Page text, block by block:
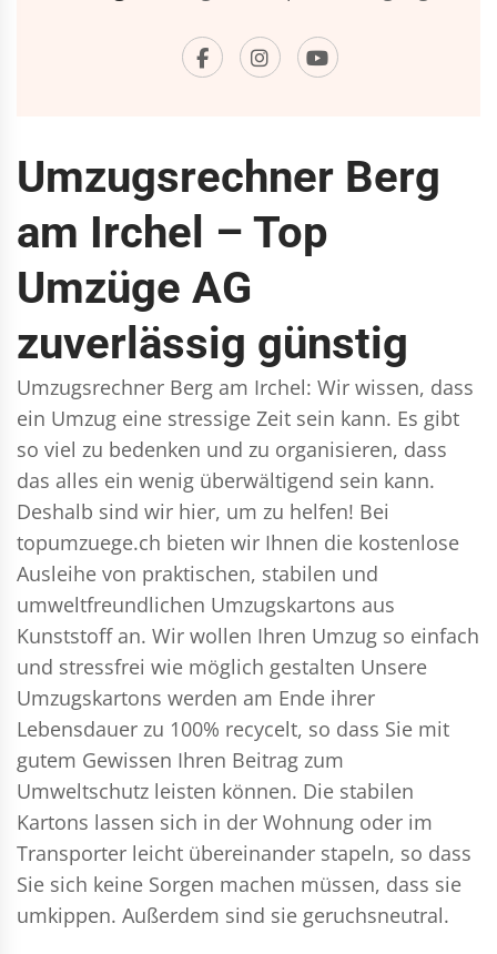
Umzugsrechner Berg
am Irchel – Top
Umzüge AG
zuverlässig günstig
Umzugsrechner Berg am Irchel: Wir wissen, dass
ein Umzug eine stressige Zeit sein kann. Es gibt
so viel zu bedenken und zu organisieren, dass
das alles ein wenig überwältigend sein kann.
Deshalb sind wir hier, um zu helfen! Bei
topumzuege.ch bieten wir Ihnen die kostenlose
Ausleihe von praktischen, stabilen und
umweltfreundlichen Umzugskartons aus
Kunststoff an. Wir wollen Ihren Umzug so einfach
und stressfrei wie möglich gestalten Unsere
Umzugskartons werden am Ende ihrer
Lebensdauer zu 100% recycelt, so dass Sie mit
gutem Gewissen Ihren Beitrag zum
Umweltschutz leisten können. Die stabilen
Kartons lassen sich in der Wohnung oder im
Transporter leicht übereinander stapeln, so dass
Sie sich keine Sorgen machen müssen, dass sie
umkippen. Außerdem sind sie geruchsneutral.